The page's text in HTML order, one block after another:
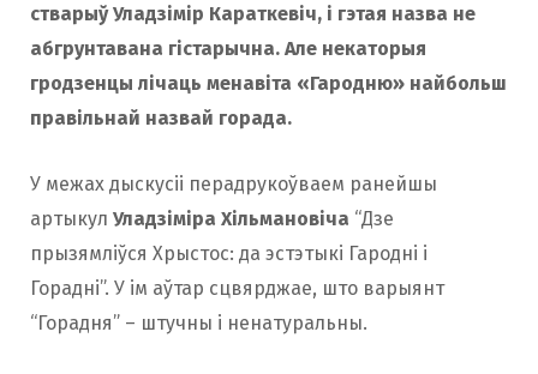
стварыў Уладзімір Караткевіч, і гэтая назва не
абгрунтавана гістарычна. Але некаторыя
гродзенцы лічаць менавіта «Гародню» найбольш
правільнай назвай горада.
У межах дыскусіі перадрукоўваем ранейшы
артыкул Уладзіміра Хільмановіча “Дзе
прызямліўся Хрыстос: да эстэтыкі Гародні і
Горадні”. У ім аўтар сцвярджае, што варыянт
“Горадня” – штучны і ненатуральны.